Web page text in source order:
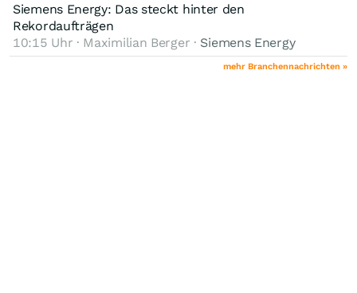
Siemens Energy: Das steckt hinter den
Rekordaufträgen
10:15 Uhr · Maximilian Berger · Siemens Energy
mehr Branchennachrichten »